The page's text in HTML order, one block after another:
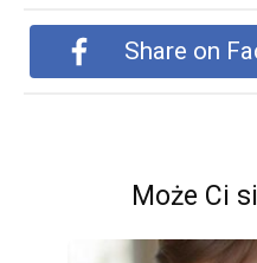
Share on
Może Ci